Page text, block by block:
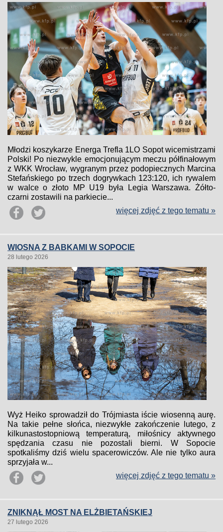
Młodzi koszykarze Energa Trefla 1LO Sopot wicemistrzami
Polski! Po niezwykle emocjonującym meczu półfinałowym
z WKK Wrocław, wygranym przez podopiecznych Marcina
Stefańskiego po trzech dogrywkach 123:120, ich rywalem
w walce o złoto MP U19 była Legia Warszawa. Żółto-
czarni zostawili na parkiecie...
więcej zdjęć z tego tematu »
WIOSNA Z BABKAMI W SOPOCIE
28 lutego 2026
Wyż Heiko sprowadził do Trójmiasta iście wiosenną aurę.
Na takie pełne słońca, niezwykłe zakończenie lutego, z
kilkunastostopniową temperaturą, miłośnicy aktywnego
spędzania czasu nie pozostali bierni. W Sopocie
spotkaliśmy dziś wielu spacerowiczów. Ale nie tylko aura
sprzyjała w...
więcej zdjęć z tego tematu »
ZNIKNĄŁ MOST NA ELŻBIETAŃSKIEJ
27 lutego 2026